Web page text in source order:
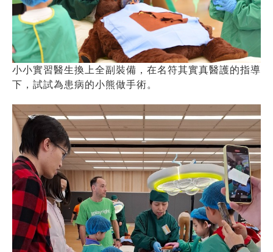
小小實習醫生換上全副裝備，在名符其實真醫護的指導
下，試試為患病的小熊做手術。